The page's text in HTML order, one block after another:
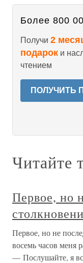
Более 800
Получи 2
подарок и
чтением
ПОЛУЧИТЬ
Читайте
Первое, но
Первое, но не
восемь часов меня
— Послушайте, я